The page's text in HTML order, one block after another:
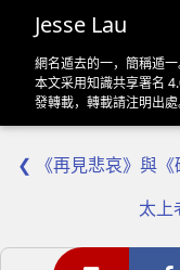
Jesse Lau
網名遁去的一，簡稱遁
本文采用知識共享署名
發轉載，轉載請注明出處
❮ 《再見悲哀》與《
太上